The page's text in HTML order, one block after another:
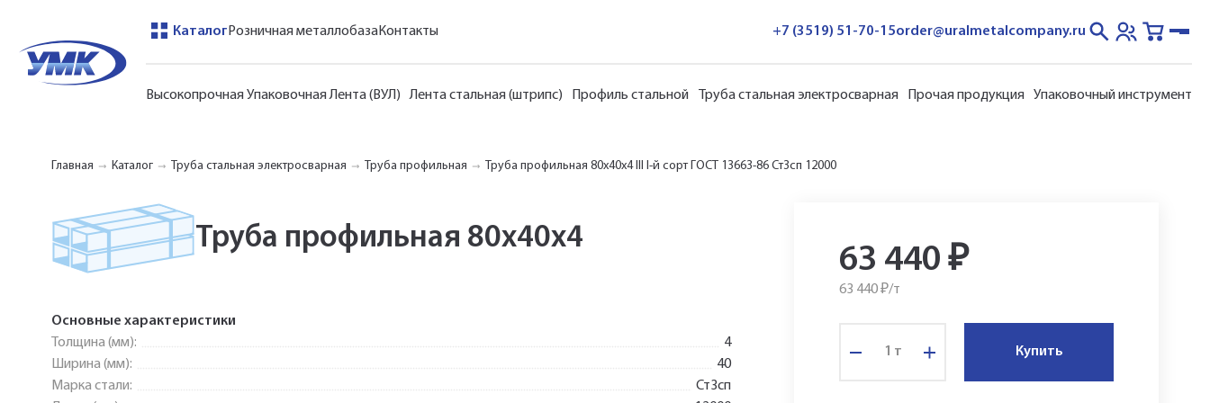
Каталог Розничная металлобазаКонтакты +7 (3519) 51-70-15order@uralmetalcompany.ru
Высокопрочная Упаковочная Лента (ВУЛ) Лента стальная (штрипс) Профиль стальной Труба стальная электросварная Прочая продукция Упаковочный инструмент
Главная Каталог Труба стальная электросварная Труба профильная Труба профильная 80х40х4 III I-й сорт ГОСТ 13663-86 Ст3сп 12000
Труба профильная 80х40х4
Основные характеристики
Толщина (мм):
4
Ширина (мм):
40
Марка стали:
Ст3сп
63 440 ₽
63 440 ₽/т
т Купить